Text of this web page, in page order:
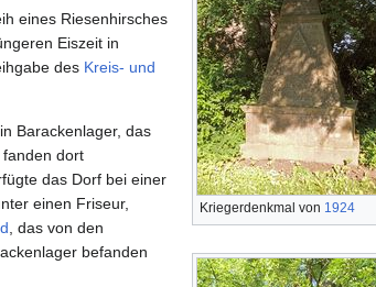
Kriegerdenkmal von 1924
eines Riesenhirsches
Eiszeit in
des Kreis- und
Barackenlager, das
dort
das Dorf bei einer
einen Friseur,
, das von den
befanden